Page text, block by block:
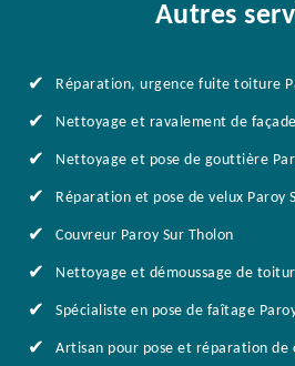
Autres
Réparation, urgence fuite toiture
Nettoyage et ravalement de
Nettoyage et pose de gouttière
Réparation et pose de velux Paroy
Couvreur Paroy Sur Tholon
Nettoyage et démoussage de
Spécialiste en pose de faîtage
Artisan pour pose et réparation de